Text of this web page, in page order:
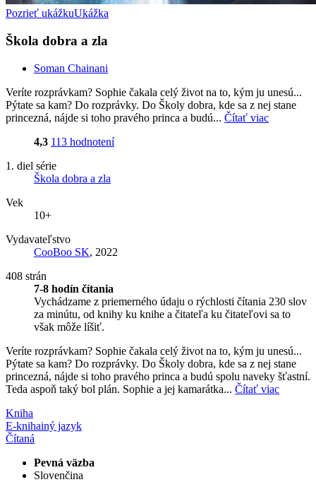
Pozrieť ukážkuUkážka
Škola dobra a zla
Soman Chainani
Veríte rozprávkam? Sophie čakala celý život na to, kým ju unesú...
Pýtate sa kam? Do rozprávky. Do Školy dobra, kde sa z nej stane
princezná, nájde si toho pravého princa a budú... Čítať viac
4,3 113 hodnotení
1. diel série
Škola dobra a zla
Vek
10+
Vydavateľstvo
CooBoo SK, 2022
408 strán
7-8 hodín čítania
Vychádzame z priemerného údaju o rýchlosti čítania 230 slov
za minútu, od knihy ku knihe a čitateľa ku čitateľovi sa to
však môže líšiť.
Veríte rozprávkam? Sophie čakala celý život na to, kým ju unesú...
Pýtate sa kam? Do rozprávky. Do Školy dobra, kde sa z nej stane
princezná, nájde si toho pravého princa a budú spolu naveky šťastní.
Teda aspoň taký bol plán. Sophie a jej kamarátka... Čítať viac
Kniha
E-knihainý jazyk
Čítaná
Pevná väzba
Slovenčina